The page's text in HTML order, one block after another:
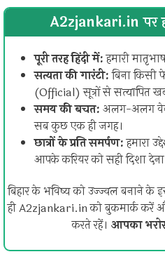
A2zjankari.in पर
पूरी तरह हिंदी में:हमारी
सत्यता की गारंटी:बिना
(Official) सूत्रों से सत्यापित
समय की बचत: अलग-अलग
सब कुछ एक ही जगह।
छात्रों के प्रति समर्पण:हमारा
आपके करियर को सही दिशा देना
बिहार के भविष्य को उज्ज्वल बनाने
ही A2zjankari.in को बुकमार्क करें
करते रहें। आपका